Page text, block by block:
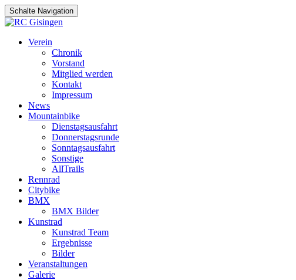
Schalte Navigation
Zum
Verein
Chronik
Vorstand
Mitglied werden
Kontakt
Impressum
News
Mountainbike
Dienstagsausfahrt
Donnerstagsrunde
Sonntagsausfahrt
Sonstige
AllTrails
Rennrad
Citybike
BMX
BMX Bilder
Kunstrad
Kunstrad Team
Ergebnisse
Bilder
Veranstaltungen
Galerie